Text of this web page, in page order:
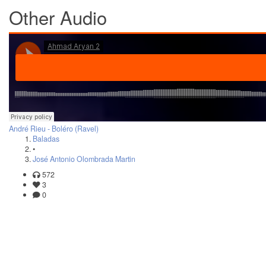
Other Audio
André Rieu - Boléro (Ravel)
Baladas
•
José Antonio Olombrada Martin
572
3
0